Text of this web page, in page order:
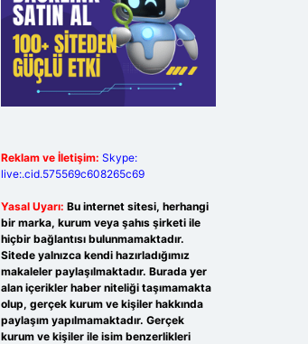
Reklam ve İletişim: Skype:
live:.cid.575569c608265c69
Yasal Uyarı: Bu internet sitesi, herhangi
bir marka, kurum veya şahıs şirketi ile
hiçbir bağlantısı bulunmamaktadır.
Sitede yalnızca kendi hazırladığımız
makaleler paylaşılmaktadır. Burada yer
alan içerikler haber niteliği taşımamakta
olup, gerçek kurum ve kişiler hakkında
paylaşım yapılmamaktadır. Gerçek
kurum ve kişiler ile isim benzerlikleri